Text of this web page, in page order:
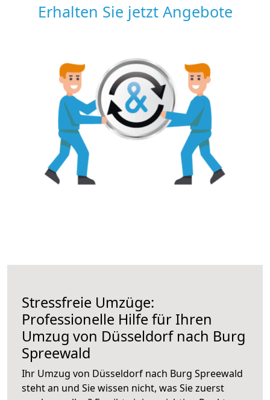
Erhalten Sie jetzt Angebote
Stressfreie Umzüge:
Professionelle Hilfe für Ihren
Umzug von Düsseldorf nach Burg
Spreewald
Ihr Umzug von Düsseldorf nach Burg Spreewald
steht an und Sie wissen nicht, was Sie zuerst